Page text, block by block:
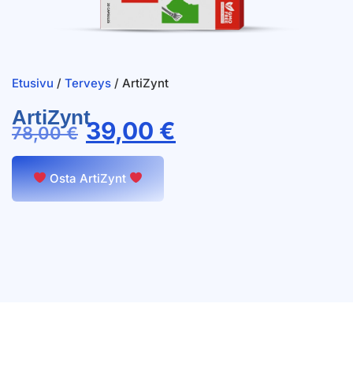
Etusivu / Terveys / ArtiZynt
ArtiZynt
78,00€ 39,00 €
Osta ArtiZynt